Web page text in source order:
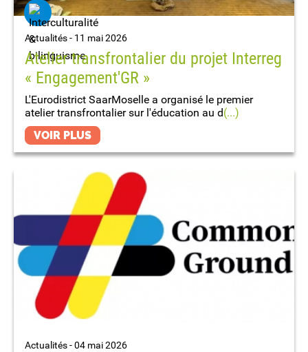
Actualités - 11 mai 2026
Atelier transfrontalier du projet Interreg
« Engagement'GR »
L'Eurodistrict SaarMoselle a organisé le premier
atelier transfrontalier sur l'éducation au d(...)
VOIR PLUS
Actualités -04 mai 2026